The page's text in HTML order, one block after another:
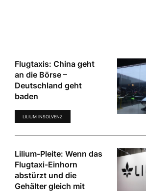
Flugtaxis: China geht
an die Börse –
Deutschland geht
baden
LILIUM INSOLVENZ
Lilium-Pleite: Wenn das
Flugtaxi-Einhorn
abstürzt und die
Gehälter gleich mit